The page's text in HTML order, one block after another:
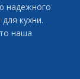
надежного
кухни.
наша